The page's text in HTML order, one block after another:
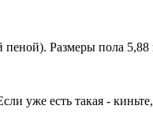
Размеры пола
уже есть такая -